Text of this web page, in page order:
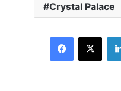
Crystal Palace
Facebook
X